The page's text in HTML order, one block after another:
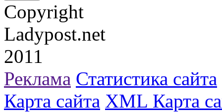
Copyright
Ladypost.net
2011
Реклама Статистика сайта
Карта сайта XML Карта